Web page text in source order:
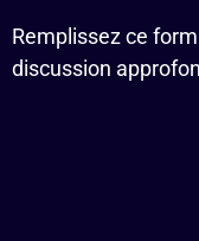
Remplissez ce
discussion